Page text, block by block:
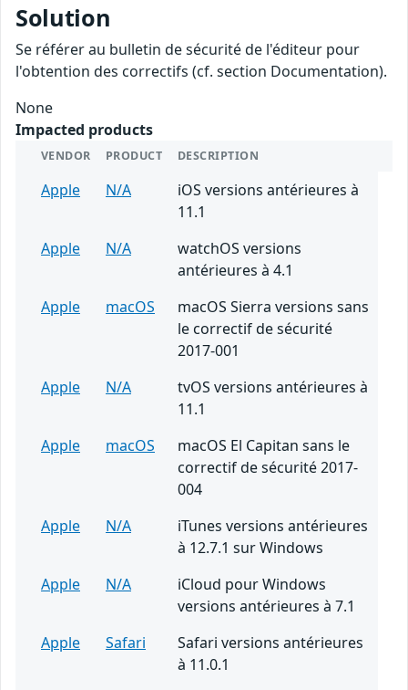
Solution
Se référer au bulletin de sécurité de l'éditeur pour
l'obtention des correctifs (cf. section Documentation).
None
Impacted products
VENDOR PRODUCT DESCRIPTION
Apple N/A
iOS versions antérieures à
11.1
Apple
N/A
watchOS versions
antérieures à 4.1
Apple
macOS
macOS Sierra versions sans
le correctif de sécurité
2017-001
Apple
N/A
tvOS versions antérieures à
11.1
Apple
macOS
macOS El Capitan sans le
correctif de sécurité 2017-
004
Apple
N/A
iTunes versions antérieures
à 12.7.1 sur Windows
Apple
N/A
iCloud pour Windows
versions antérieures à 7.1
Apple
Safari
Safari versions antérieures
à 11.0.1